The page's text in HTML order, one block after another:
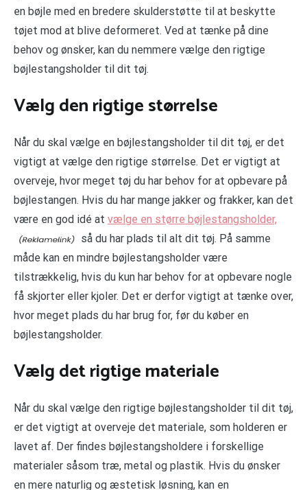
en bøjle med en bredere skulderstøtte til at beskytte
tøjet mod at blive deformeret. Ved at tænke på dine
behov og ønsker, kan du nemmere vælge den rigtige
bøjlestangsholder til dit tøj.
Vælg den rigtige størrelse
Når du skal vælge en bøjlestangsholder til dit tøj, er det
vigtigt at vælge den rigtige størrelse. Det er vigtigt at
overveje, hvor meget tøj du har behov for at opbevare på
bøjlestangen. Hvis du har mange jakker og frakker, kan det
være en god idé at vælge en større bøjlestangsholder,
så du har plads til alt dit tøj. På samme
måde kan en mindre bøjlestangsholder være
tilstrækkelig, hvis du kun har behov for at opbevare nogle
få skjorter eller kjoler. Det er derfor vigtigt at tænke over,
hvor meget plads du har brug for, før du køber en
bøjlestangsholder.
Vælg det rigtige materiale
Når du skal vælge den rigtige bøjlestangsholder til dit tøj,
er det vigtigt at overveje det materiale, som holderen er
lavet af. Der findes bøjlestangsholdere i forskellige
materialer såsom træ, metal og plastik. Hvis du ønsker
en mere naturlig og æstetisk løsning, kan en